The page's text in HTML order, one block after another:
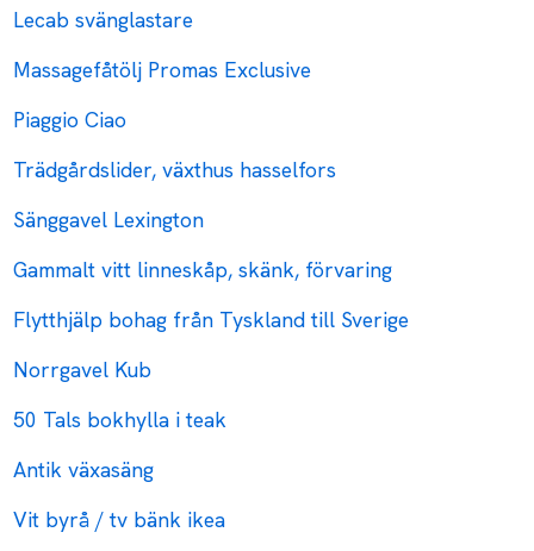
Lecab svänglastare
Massagefåtölj Promas Exclusive
Piaggio Ciao
Trädgårdslider, växthus hasselfors
Sänggavel Lexington
Gammalt vitt linneskåp, skänk, förvaring
Flytthjälp bohag från Tyskland till Sverige
Norrgavel Kub
50 Tals bokhylla i teak
Antik växasäng
Vit byrå / tv bänk ikea